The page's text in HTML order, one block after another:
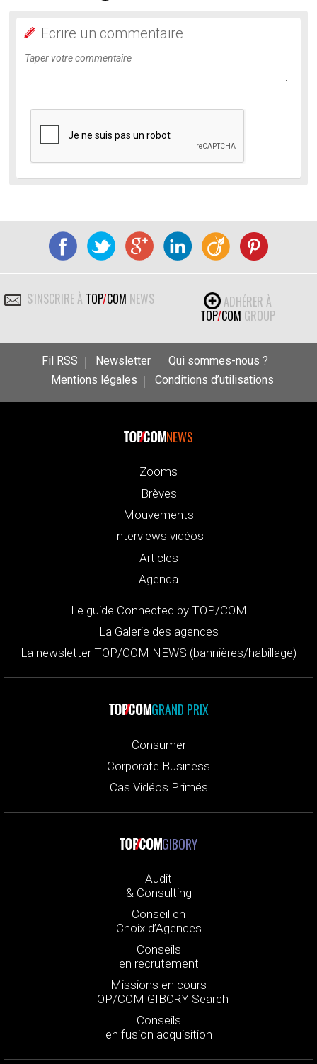
Ecrire un commentaire
S'INSCRIRE À TOP/COM NEWS
ADHÉRER À
TOP/COM GROUP
Fil RSS Newsletter
Qui sommes-nous ?
Mentions légales
Conditions d’utilisations
NEWS
Zooms
Brèves
Mouvements
Interviews vidéos
Articles
Agenda
Le guide Connected by TOP/COM
La Galerie des agences
La newsletter TOP/COM NEWS (bannières/habillage)
GRAND PRIX
Consumer
Corporate Business
Cas Vidéos Primés
GIBORY
Audit
& Consulting
Conseil en
Choix d’Agences
Conseils
en recrutement
Missions en cours
TOP/COM GIBORY Search
Conseils
en fusion acquisition